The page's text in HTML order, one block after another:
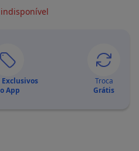
Exclusivos
App
Troca
Grátis